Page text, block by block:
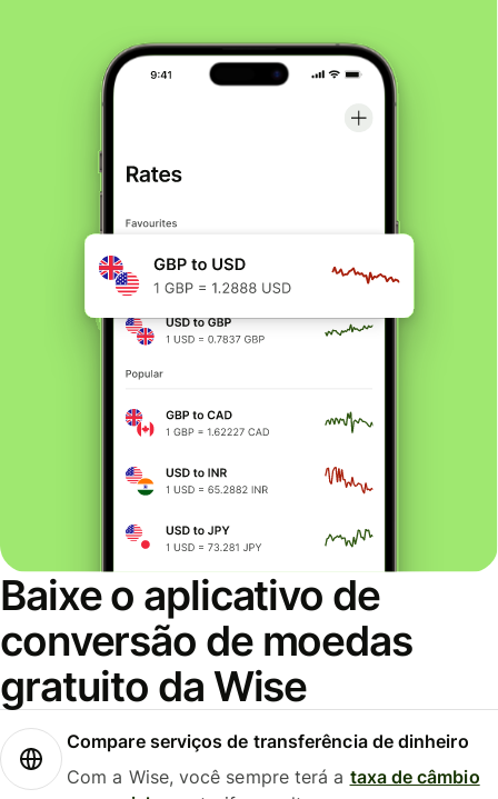
Baixe o aplicativo de
conversão de moedas
gratuito da Wise
Compare serviços de transferência de dinheiro
Com a Wise, você sempre terá a taxa de câmbio